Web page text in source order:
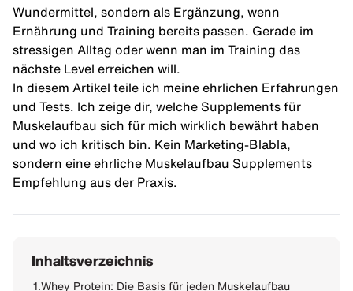
Wundermittel, sondern als Ergänzung, wenn
Ernährung und Training bereits passen. Gerade im
stressigen Alltag oder wenn man im Training das
nächste Level erreichen will.
In diesem Artikel teile ich meine ehrlichen Erfahrungen
und Tests. Ich zeige dir, welche Supplements für
Muskelaufbau sich für mich wirklich bewährt haben
und wo ich kritisch bin. Kein Marketing-Blabla,
sondern eine ehrliche Muskelaufbau Supplements
Empfehlung aus der Praxis.
Inhaltsverzeichnis
1.Whey Protein: Die Basis für jeden Muskelaufbau